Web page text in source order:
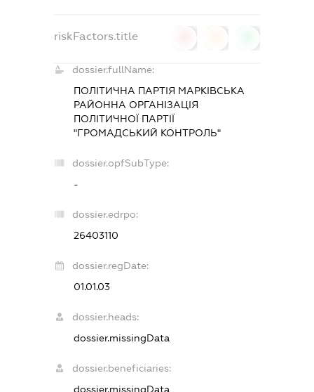
riskFactors.title
dossier.fullName:
ПОЛІТИЧНА ПАРТІЯ МАРКІВСЬКА
РАЙОННА ОРГАНІЗАЦІЯ
ПОЛІТИЧНОЇ ПАРТІЇ
"ГРОМАДСЬКИЙ КОНТРОЛЬ"
dossier.opfSubType:
-
dossier.edrpo:
26403110
dossier.regDate:
01.01.03
dossier.heads:
dossier.missingData
dossier.beneficiaries:
dossier.missingData